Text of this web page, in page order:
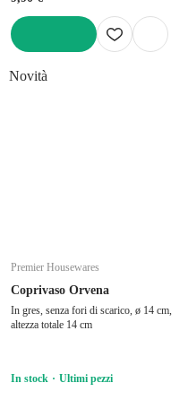
Novità
Premier Housewares
Coprivaso Orvena
In gres, senza fori di scarico, ø 14 cm,
altezza totale 14 cm
In stock Ultimi pezzi